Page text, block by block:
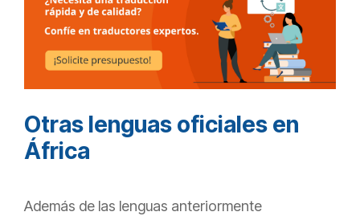
Otras lenguas oficiales en
África
Además de las lenguas anteriormente